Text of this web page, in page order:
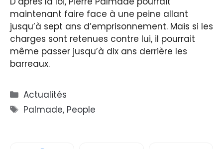
maintenant faire face à une peine allant
jusqu’à sept ans d’emprisonnement. Mais si les
charges sont retenues contre lui, il pourrait
même passer jusqu’à dix ans derrière les
barreaux.
Catégories
Actualités
Étiquettes
Palmade, People